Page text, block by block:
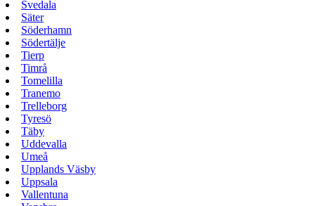
Svedala
Säter
Söderhamn
Södertälje
Tierp
Timrå
Tomelilla
Tranemo
Trelleborg
Tyresö
Täby
Uddevalla
Umeå
Upplands Väsby
Uppsala
Vallentuna